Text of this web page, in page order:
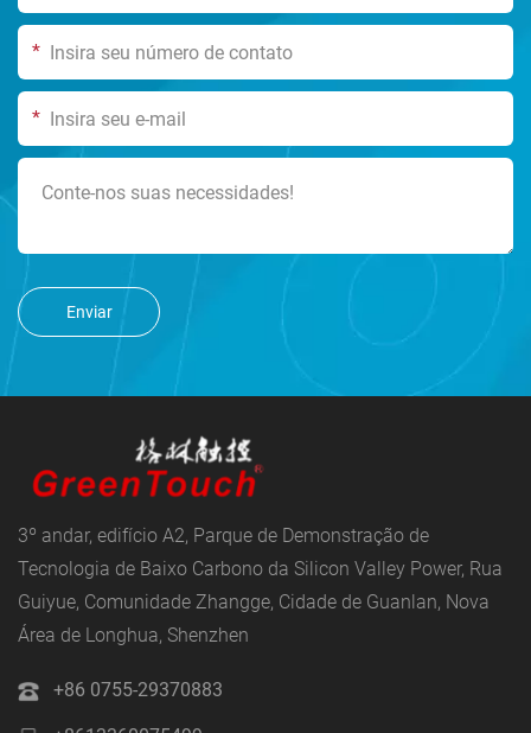
*
*
Enviar
3º andar, edifício A2, Parque de Demonstração de
Tecnologia de Baixo Carbono da Silicon Valley Power, Rua
Guiyue, Comunidade Zhangge, Cidade de Guanlan, Nova
Área de Longhua, Shenzhen
+86 0755-29370883